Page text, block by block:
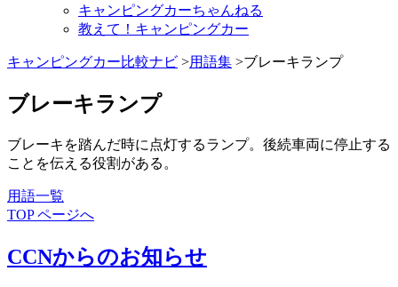
キャンピングカーちゃんねる
教えて！キャンピングカー
キャンピングカー比較ナビ >用語集 >ブレーキランプ
ブレーキランプ
ブレーキを踏んだ時に点灯するランプ。後続車両に停止する
ことを伝える役割がある。
用語一覧
TOP ページへ
CCNからのお知らせ